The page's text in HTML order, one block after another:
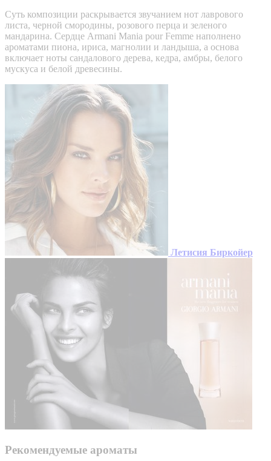
Суть композиции раскрывается звучанием нот лаврового
листа, черной смородины, розового перца и зеленого
мандарина. Сердце Armani Mania pour Femme наполнено
ароматами пиона, ириса, магнолии и ландыша, а основа
включает ноты сандалового дерева, кедра, амбры, белого
мускуса и белой древесины.
Летисия Биркойер
Рекомендуемые ароматы